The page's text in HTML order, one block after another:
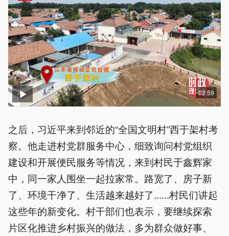
02:59
之后，习近平来到邻近的“全国文明村”西于架村考
察。他走进村党群服务中心，细致询问村党组织
建设和开展便民服务等情况，来到村民于鑫辉家
中，同一家人围坐一起拉家常。路宽了、房子新
了、环境干净了、生活越来越好了......村民们讲起
这些年的新变化。村干部们也表示，要继续探索
片区化推进乡村振兴的做法，多为群众做好事、